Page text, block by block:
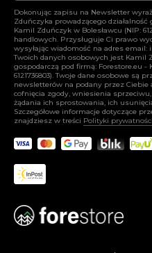
Dokonując zapisu na Newsletter
Zduńczyka prowadzącego
Kamil Zduńczyk w Bolesławcu (NIP:
handlowych. Przysługuje Ci prawo
wysyłając wiadomość na adres email:
Twoich danych osobowych jest Kamil
gospodarczą pod firmą: Forestore.eu -
6121736803). Twoje dane osobowe są
newsletterów na podany przez Ciebie
cofnięcia zgody, wniesienia
żądania ich sprostowania, ich
Szczegółowe informacje dotyczące
znajdziesz w treści Polityki prywatności